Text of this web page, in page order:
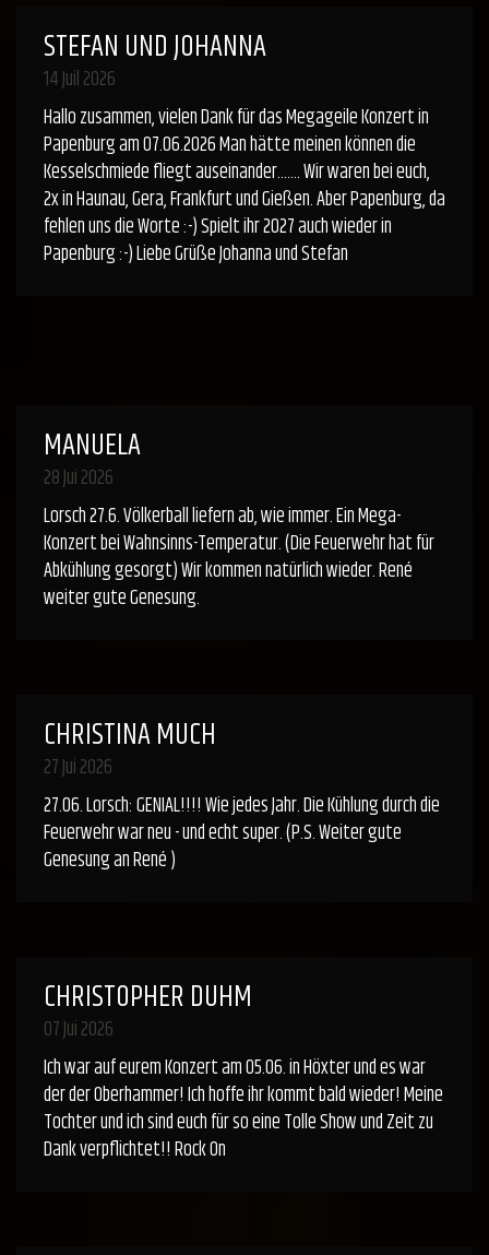
STEFAN UND JOHANNA
14 Juil 2026
Hallo zusammen, vielen Dank für das Megageile Konzert in
Papenburg am 07.06.2026 Man hätte meinen können die
Kesselschmiede fliegt auseinander....... Wir waren bei euch,
2x in Haunau, Gera, Frankfurt und Gießen. Aber Papenburg, da
fehlen uns die Worte :-) Spielt ihr 2027 auch wieder in
Papenburg :-) Liebe Grüße Johanna und Stefan
MANUELA
28 Jui 2026
Lorsch 27.6. Völkerball liefern ab, wie immer. Ein Mega-
Konzert bei Wahnsinns-Temperatur. (Die Feuerwehr hat für
Abkühlung gesorgt) Wir kommen natürlich wieder. René
weiter gute Genesung.
CHRISTINA MUCH
27 Jui 2026
27.06. Lorsch: GENIAL!!!! Wie jedes Jahr. Die Kühlung durch die
Feuerwehr war neu - und echt super. (P.S. Weiter gute
Genesung an René )
CHRISTOPHER DUHM
07 Jui 2026
Ich war auf eurem Konzert am 05.06. in Höxter und es war
der der Oberhammer! Ich hoffe ihr kommt bald wieder! Meine
Tochter und ich sind euch für so eine Tolle Show und Zeit zu
Dank verpflichtet!! Rock On